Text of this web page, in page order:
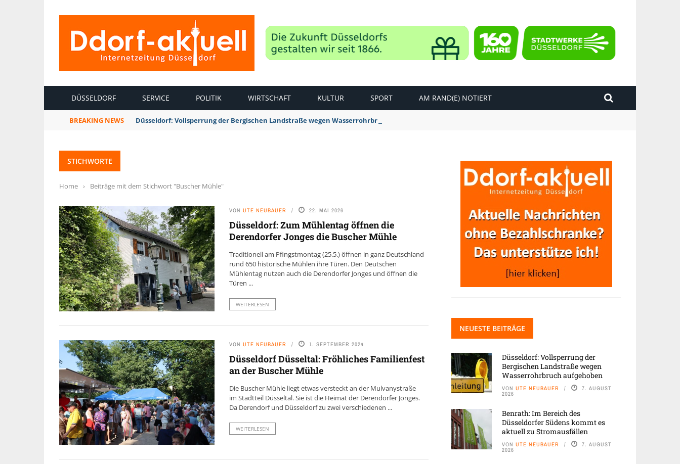
DÜSSELDORF SERVICE POLITIK WIRTSCHAFT KULTUR SPORT AM RAND(E) NOTIERT
BREAKING NEWS Düsseldorf: Vollsperrung der Bergischen Landstraße wegen Wasserrohrbruch aufgehoben
STICHWORTE
Home › Beiträge mit dem Stichwort "Buscher Mühle"
VON UTE NEUBAUER 22. MAI 2026
Düsseldorf: Zum Mühlentag öffnen die
Derendorfer Jonges die Buscher Mühle
Traditionell am Pfingstmontag (25.5.) öffnen in ganz Deutschland
rund 650 historische Mühlen ihre Türen. Den Deutschen
Mühlentag nutzen auch die Derendorfer Jonges und öffnen die
Türen ...
WEITERLESEN
VON UTE NEUBAUER 1. SEPTEMBER 2024
Düsseldorf Düsseltal: Fröhliches Familienfest
an der Buscher Mühle
Die Buscher Mühle liegt etwas versteckt an der Mulvanystraße
im Stadtteil Düsseltal. Sie ist die Heimat der Derendorfer Jonges.
Da Derendorf und Düsseldorf zu zwei verschiedenen ...
WEITERLESEN
NEUESTE BEITRÄGE
Düsseldorf: Vollsperrung der
Bergischen Landstraße wegen
Wasserrohrbruch aufgehoben
VON UTE NEUBAUER 7. AUGUST
2026
Benrath: Im Bereich des
Düsseldorfer Südens kommt es
aktuell zu Stromausfällen
VON UTE NEUBAUER 7. AUGUST
2026